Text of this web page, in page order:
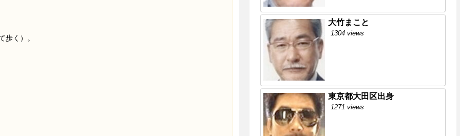
く）。
大竹まこと
1304 views
東京都大田区出身
1271 views